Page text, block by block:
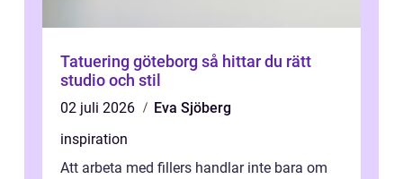
Tatuering göteborg så hittar du rätt
studio och stil
02 juli 2026
Eva Sjöberg
inspiration
Att arbeta med fillers handlar inte bara om